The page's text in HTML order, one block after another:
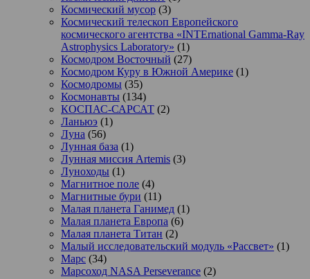
Космический мусор (3)
Космический телескоп Европейского
космического агентства «INTErnational Gamma-Ray
Astrophysics Laboratory» (1)
Космодром Восточный (27)
Космодром Куру в Южной Америке (1)
Космодромы (35)
Космонавты (134)
КОСПАС-САРСАТ (2)
Ланьюэ (1)
Луна (56)
Лунная база (1)
Лунная миссия Artemis (3)
Луноходы (1)
Магнитное поле (4)
Магнитные бури (11)
Малая планета Ганимед (1)
Малая планета Европа (6)
Малая планета Титан (2)
Малый исследовательский модуль «Рассвет» (1)
Марс (34)
Марсоход NASA Perseverance (2)